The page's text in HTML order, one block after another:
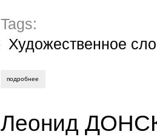
Tags:
Художественное
подробнее
Леонид